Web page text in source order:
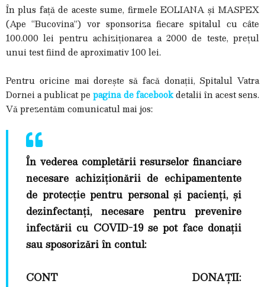
În plus față de aceste sume, firmele EOLIANA și MASPEX
(Ape “Bucovina”) vor sponsoriza fiecare spitalul cu câte
100.000 lei pentru achiziționarea a 2000 de teste, prețul
unui test fiind de aproximativ 100 lei.
Pentru oricine mai dorește să facă donații, Spitalul Vatra
Dornei a publicat pepagina de facebookdetalii în acest sens.
Vă prezentăm comunicatul mai jos:
În vederea completării resurselor financiare
necesare achiziționării de echipamentente
de protecție pentru personal și pacienți, și
dezinfectanți, necesare pentru prevenire
infectării cu COVID-19 se pot face donații
sau sposorizări în contul:
CONT DONAȚII: